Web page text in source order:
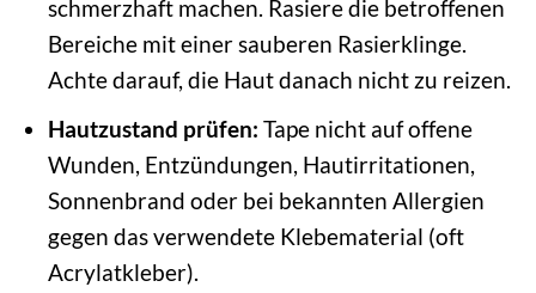
schmerzhaft machen. Rasiere die betroffenen
Bereiche mit einer sauberen Rasierklinge.
Achte darauf, die Haut danach nicht zu reizen.
Hautzustand prüfen: Tape nicht auf offene
Wunden, Entzündungen, Hautirritationen,
Sonnenbrand oder bei bekannten Allergien
gegen das verwendete Klebematerial (oft
Acrylatkleber).